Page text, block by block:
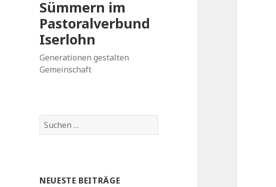
Sümmern im
Pastoralverbund
Iserlohn
Generationen gestalten
Gemeinschaft
Suchen
nach:
NEUESTE BEITRÄGE